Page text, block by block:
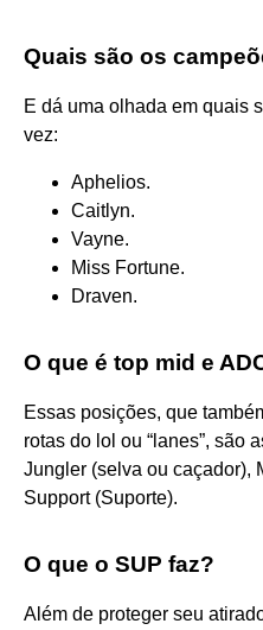
Quais são os
E dá uma olhada em quais
vez:
Aphelios.
Caitlyn.
Vayne.
Miss Fortune.
Draven.
O que é top mid e
Essas posições, que
rotas do lol ou “lanes”, são
Jungler (selva ou caçador),
Support (Suporte).
O que o SUP faz?
Além de proteger seu